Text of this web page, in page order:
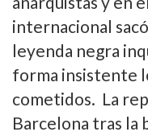
internacional
leyenda negra
forma insistente
cometidos. La
Barcelona tras la